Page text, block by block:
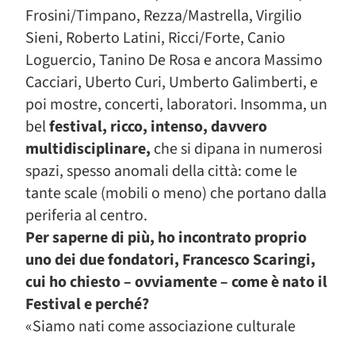
Frosini/Timpano, Rezza/Mastrella, Virgilio
Sieni, Roberto Latini, Ricci/Forte, Canio
Loguercio, Tanino De Rosa e ancora Massimo
Cacciari, Uberto Curi, Umberto Galimberti, e
poi mostre, concerti, laboratori. Insomma, un
belfestival, ricco, intenso, davvero
multidisciplinare, che si dipana in numerosi
spazi, spesso anomali della città: come le
tante scale (mobili o meno) che portano dalla
periferia al centro.
Per saperne di più, ho incontrato proprio
uno dei due fondatori, Francesco Scaringi,
cui ho chiesto – ovviamente – come è nato il
Festival e perché?
«Siamo nati come associazione culturale